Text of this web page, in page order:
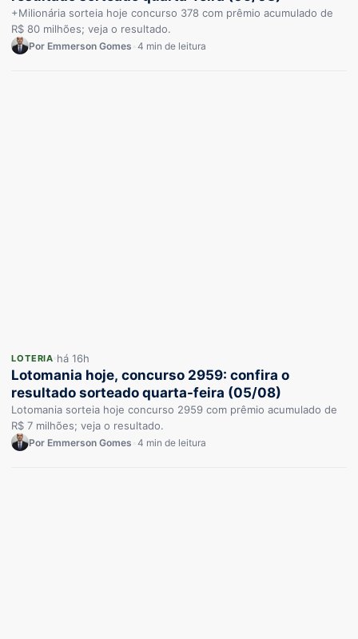
+Milionária sorteia hoje concurso 378 com prêmio acumulado de
R$ 80 milhões; veja o resultado.
Por Emmerson Gomes 4 min de leitura
LOTERIA há 16h
Lotomania hoje, concurso 2959: confira o
resultado sorteado quarta-feira (05/08)
Lotomania sorteia hoje concurso 2959 com prêmio acumulado de
R$ 7 milhões; veja o resultado.
Por Emmerson Gomes 4 min de leitura